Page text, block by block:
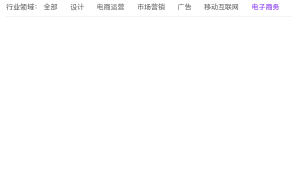
行业领域： 全部 设计 电商运营 市场营销 广告 移动互联网 电子商务